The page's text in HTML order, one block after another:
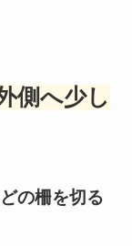
側へ少し
の柵を切る